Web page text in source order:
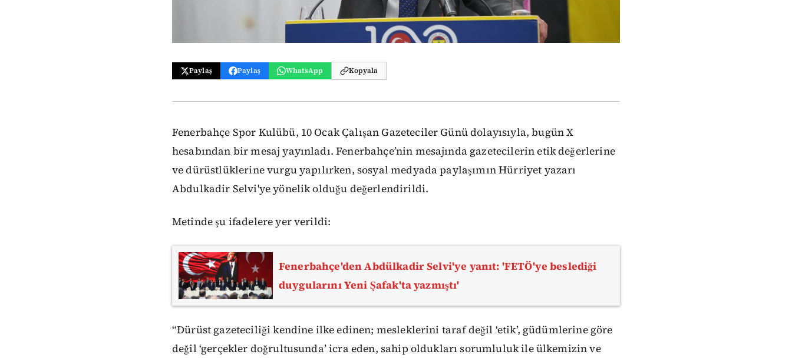
Paylaş Paylaş WhatsApp Kopyala
Fenerbahçe Spor Kulübü, 10 Ocak Çalışan Gazeteciler Günü dolayısıyla, bugün X
hesabından bir mesaj yayınladı. Fenerbahçe’nin mesajında gazetecilerin etik değerlerine
ve dürüstlüklerine vurgu yapılırken, sosyal medyada paylaşımın Hürriyet yazarı
Abdulkadir Selvi'ye yönelik olduğu değerlendirildi.
Metinde şu ifadelere yer verildi:
Fenerbahçe'den Abdülkadir Selvi'ye yanıt: 'FETÖ'ye beslediği
duygularını Yeni Şafak'ta yazmıştı'
“Dürüst gazeteciliği kendine ilke edinen; mesleklerini taraf değil ‘etik’, güdümlerine göre
değil ‘gerçekler doğrultusunda’ icra eden, sahip oldukları sorumluluk ile ülkemizin ve